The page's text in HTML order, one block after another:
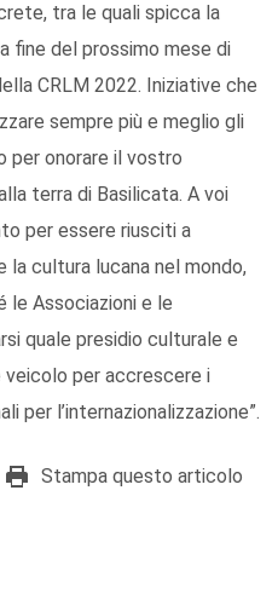
tra le quali spicca la
fine del prossimo mese di
CRLM 2022. Iniziative che
sempre più e meglio gli
onorare il vostro
terra di Basilicata. A voi
per essere riusciti a
la cultura lucana nel mondo,
le Associazioni e le
quale presidio culturale e
per accrescere i
per l’internazionalizzazione”.
Stampa questo articolo